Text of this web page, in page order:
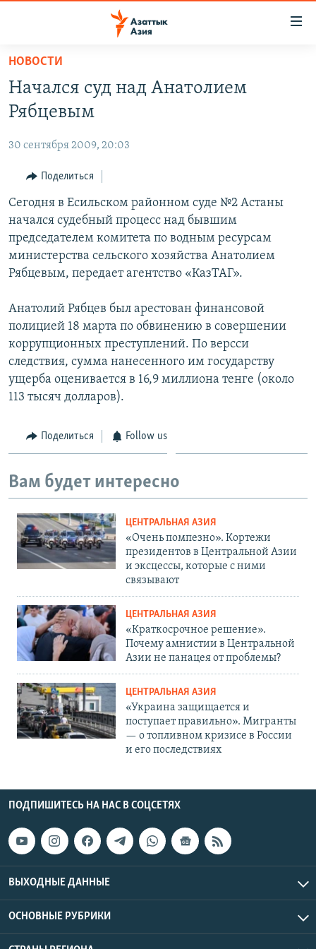
Вернуться
основному
содержанию
навигации
Вернутся
поиску
КАЗАХСТАН
УЗБЕКИСТАН
ТАДЖИКИСТАН
НОВОСТИ
НА ДРУГИХ ЯЗЫКАХ
ҚАЗАҚША
КЫРГЫЗЧА
ТОҶИКӢ
TÜRKMENÇE
Все сайты РСЕ/РС
НОВОСТИ
Начался суд над Анатолием
Рябцевым
30 сентября 2009, 20:03
Поделиться
Сегодня в Есильском районном суде №2 Астаны
начался судебный процесс над бывшим
председателем комитета по водным ресурсам
министерства сельского хозяйства Анатолием
Рябцевым, передает агентство «КазТАГ».
Анатолий Рябцев был арестован финансовой
полицией 18 марта по обвинению в совершении
коррупционных преступлений. По версси
следствия, сумма нанесенного им государству
ущерба оценивается в 16,9 миллиона тенге (около
113 тысяч долларов).
Поделиться Follow us
Вам будет интересно
ЦЕНТРАЛЬНАЯ АЗИЯ
«Очень помпезно». Кортежи
президентов в Центральной Азии
и эксцессы, которые с ними
связывают
ЦЕНТРАЛЬНАЯ АЗИЯ
«Краткосрочное решение».
Почему амнистии в Центральной
Азии не панацея от проблемы?
ЦЕНТРАЛЬНАЯ АЗИЯ
«Украина защищается и
поступает правильно». Мигранты
— о топливном кризисе в России
и его последствиях
ПОДПИШИТЕСЬ НА НАС В СОЦСЕТЯХ
ВЫХОДНЫЕ ДАННЫЕ
ОСНОВНЫЕ РУБРИКИ